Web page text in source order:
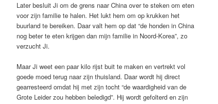
Later besluit Ji om de grens naar China over te steken om eten
voor zijn familie te halen. Het lukt hem om op krukken het
buurland te bereiken. Daar valt hem op dat “de honden in China
nog beter te eten krijgen dan mijn familie in Noord-Korea”, zo
verzucht Ji.
Maar Ji weet een paar kilo rijst buit te maken en vertrekt vol
goede moed terug naar zijn thuisland. Daar wordt hij direct
gearresteerd omdat hij met zijn tocht “de waardigheid van de
Grote Leider zou hebben beledigd”. Hij wordt gefolterd en zijn